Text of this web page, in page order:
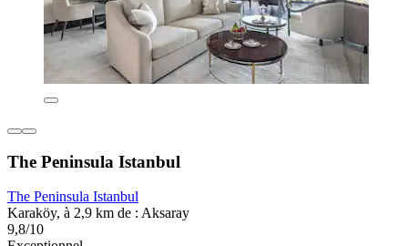
The Peninsula Istanbul
The Peninsula Istanbul
Karaköy, à 2,9 km de : Aksaray
9,8/10